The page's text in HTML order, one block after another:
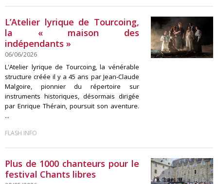
L’Atelier lyrique de Tourcoing,
la « maison des
indépendants »
06/06/2026
L'Atelier lyrique de Tourcoing, la vénérable
structure créée il y a 45 ans par Jean-Claude
Malgoire, pionnier du répertoire sur
instruments historiques, désormais dirigée
par Enrique Thérain, poursuit son aventure.
...
FLASH INFO
Plus de 1000 chanteurs pour le
festival Chants libres